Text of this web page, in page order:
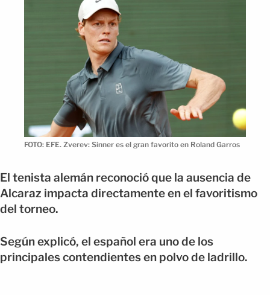
FOTO: EFE. Zverev: Sinner es el gran favorito en Roland Garros
El tenista alemán reconoció que la ausencia de
Alcaraz impacta directamente en el favoritismo
del torneo.
Según explicó, el español era uno de los
principales contendientes en polvo de ladrillo.